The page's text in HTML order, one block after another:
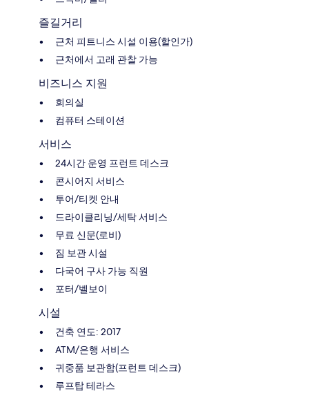
즐길거리
근처 피트니스 시설 이용(할인가)
근처에서 고래 관찰 가능
비즈니스 지원
회의실
컴퓨터 스테이션
서비스
24시간 운영 프런트 데스크
콘시어지 서비스
투어/티켓 안내
드라이클리닝/세탁 서비스
무료 신문(로비)
짐 보관 시설
다국어 구사 가능 직원
포터/벨보이
시설
건축 연도: 2017
ATM/은행 서비스
귀중품 보관함(프런트 데스크)
루프탑 테라스